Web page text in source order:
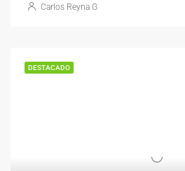
Carlos Reyna G
DESTACADO